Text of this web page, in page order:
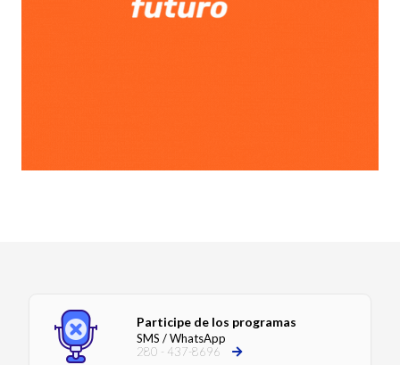
Participe de los programas
SMS / WhatsApp
280 - 437-8696